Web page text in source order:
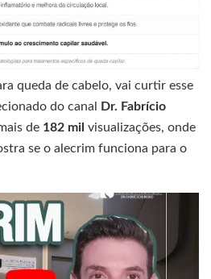
queda de cabelo, vai curtir esse
do canal
Dr. Fabrício
de 182 mil visualizações, onde
se o alecrim funciona para o